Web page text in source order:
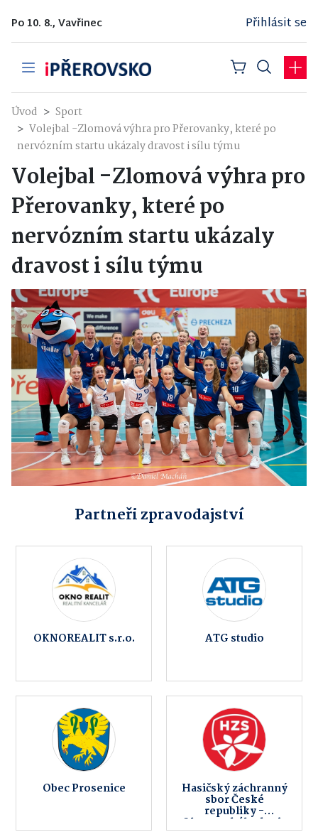
Po 10. 8., Vavřinec Přihlásit se
Úvod
Sport
Volejbal -Zlomová výhra pro Přerovanky, které po
nervózním startu ukázaly dravost i sílu týmu
Volejbal -Zlomová výhra pro
Přerovanky, které po
nervózním startu ukázaly
dravost i sílu týmu
Partneři zpravodajství
OKNOREALIT s.r.o. ATG studio
Obec Prosenice Hasičský záchranný
sbor České
republiky -
Olomouckého kraje